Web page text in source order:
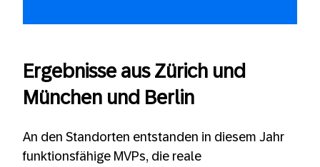
Ergebnisse aus Zürich und
München und Berlin
An den Standorten entstanden in diesem Jahr
funktionsfähige MVPs, die reale